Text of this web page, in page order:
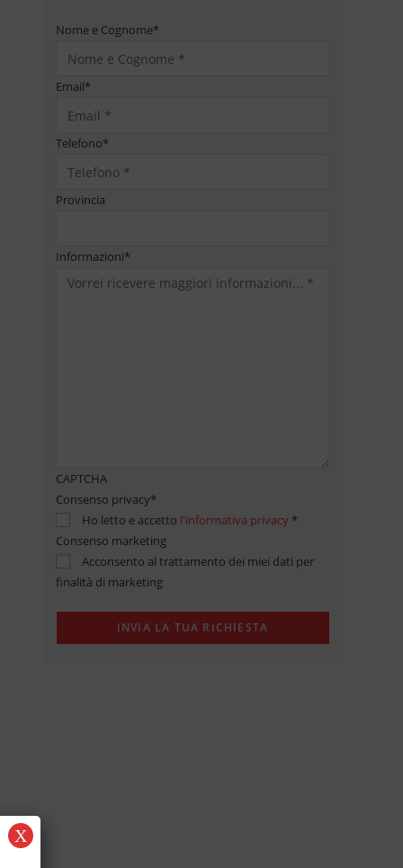
Nome e Cognome*
Email*
Telefono*
Provincia
Informazioni*
CAPTCHA
Consenso privacy*
Ho letto e accetto l'informativa privacy *
Consenso marketing
Acconsento al trattamento dei miei dati per
finalità di marketing
X